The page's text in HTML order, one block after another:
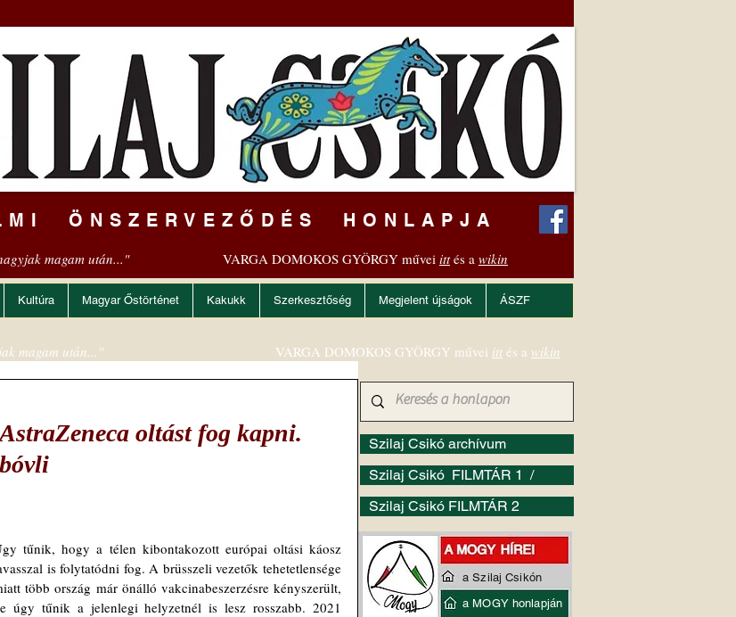
ÖNSZERVEZŐDÉS HONLAPJA
magam után..." VARGA DOMOKOS GYÖRGY művei ittés a wikin
Kultúra Magyar Őstörténet Kakukk Szerkesztőség Megjelent újságok ÁSZF
oltást fog kapni.
tűnik, hogy a télen kibontakozott európai oltási káosz
is folytatódni fog. A brüsszeli vezetők tehetetlensége
több ország már önálló vakcinabeszerzésre kényszerült,
úgy tűnik a jelenlegi helyzetnél is lesz rosszabb. 2021
Szilaj Csikó archívum
Szilaj Csikó FILMTÁR 1 /
Szilaj Csikó FILMTÁR 2
magam után..." VARGA DOMOKOS GYÖRGY művei itt és a wikin
a Szilaj Csikón
a MOGY honlapján